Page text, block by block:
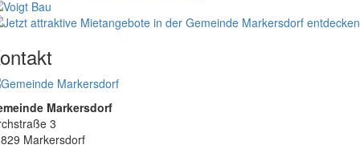
Markersdorf
3
Markersdorf